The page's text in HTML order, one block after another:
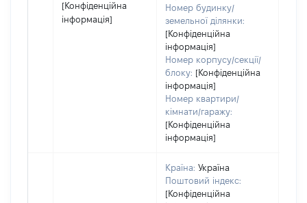
[Конфіденційна
інформація]
Номер будинку/
земельної ділянки:
[Конфіденційна
інформація]
Номер корпусу/секції/
блоку: [Конфіденційна
інформація]
Номер квартири/
кімнати/гаражу:
[Конфіденційна
інформація]
Країна: Україна
Поштовий індекс:
[Конфіденційна